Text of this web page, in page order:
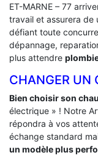
ET-MARNE – 77
travail et assurera de
défiant toute
dépannage,
plus attendre
CHANGER UN
Bien choisir son
électrique » ! Notre
répondra à vos
échange standard
un modèle plus